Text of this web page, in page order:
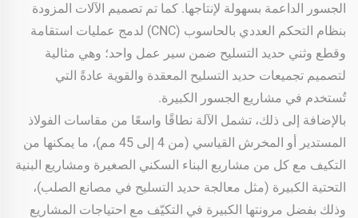
الجسور الداعمة بسهولة لإنتاجها. كما تم تصميم الآلات المزودة
بنظام التحكم العددي بالحاسوب (CNC) لدمج عمليات استقامة
وقطع وثني حديد التسليح ضمن سير عمل واحد؛ وهي مثالية
لتصميم تجميعات حديد التسليح المعقدة والقوية عادةً التي
تُستخدم في مشاريع الجسور الكبيرة.
بالإضافة إلى ذلك، تشمل الآلة نطاقًا واسعًا من مقاسات الفولاذ
المستدير أو المخرش القياسي (من 4 إلى 45 مم)، ما يمكنها من
التكيف مع كل من مشاريع البناء السكني الصغيرة ومشاريع البنية
التحتية الكبيرة (مثل معالجة حديد التسليح في مصانع الصلب)،
وذلك بفضل مرونتها الكبيرة في التكيّف مع احتياجات المشاريع